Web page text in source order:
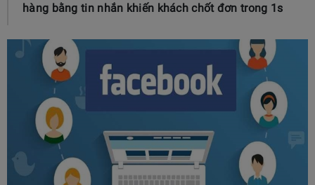
hàng bằng tin nhắn khiến khách chốt đơn trong 1s